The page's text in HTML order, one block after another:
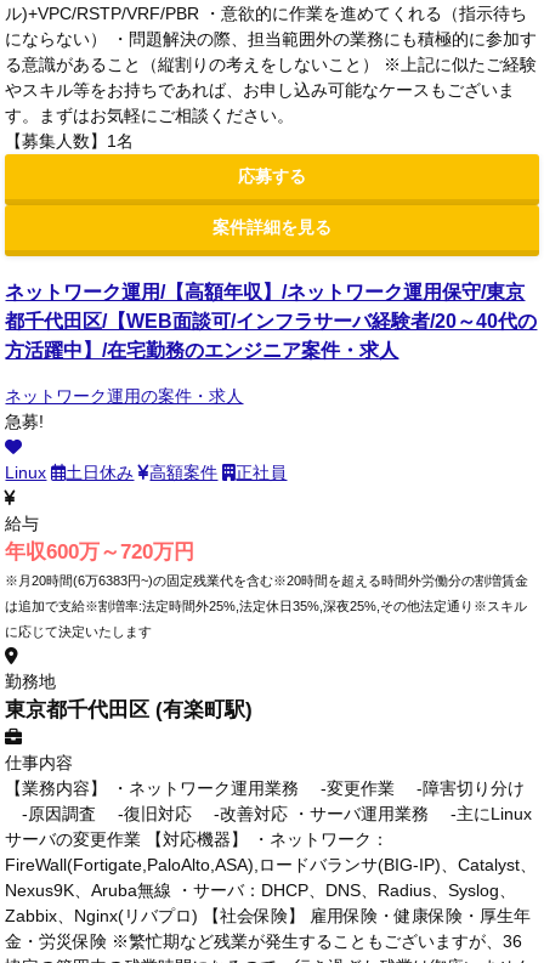
ル)+VPC/RSTP/VRF/PBR ・意欲的に作業を進めてくれる（指示待ち
にならない） ・問題解決の際、担当範囲外の業務にも積極的に参加す
る意識があること（縦割りの考えをしないこと） ※上記に似たご経験
やスキル等をお持ちであれば、お申し込み可能なケースもございま
す。まずはお気軽にご相談ください。
【募集人数】1名
応募する
案件詳細を見る
ネットワーク運用/【高額年収】/ネットワーク運用保守/東京
都千代田区/【WEB面談可/インフラサーバ経験者/20～40代の
方活躍中】/在宅勤務のエンジニア案件・求人
ネットワーク運用の案件・求人
急募!
Linux 土日休み 高額案件 正社員
給与
年収600万～720万円
※月20時間(6万6383円~)の固定残業代を含む※20時間を超える時間外労働分の割増賃金
は追加で支給※割増率:法定時間外25%,法定休日35%,深夜25%,その他法定通り※スキル
に応じて決定いたします
勤務地
東京都千代田区 (有楽町駅)
仕事内容
【業務内容】 ・ネットワーク運用業務 -変更作業 -障害切り分け
-原因調査 -復旧対応 -改善対応 ・サーバ運用業務 -主にLinux
サーバの変更作業 【対応機器】 ・ネットワーク：
FireWall(Fortigate,PaloAlto,ASA),ロードバランサ(BIG-IP)、Catalyst、
Nexus9K、Aruba無線 ・サーバ：DHCP、DNS、Radius、Syslog、
Zabbix、Nginx(リバプロ) 【社会保険】 雇用保険・健康保険・厚生年
金・労災保険 ※繁忙期など残業が発生することもございますが、36